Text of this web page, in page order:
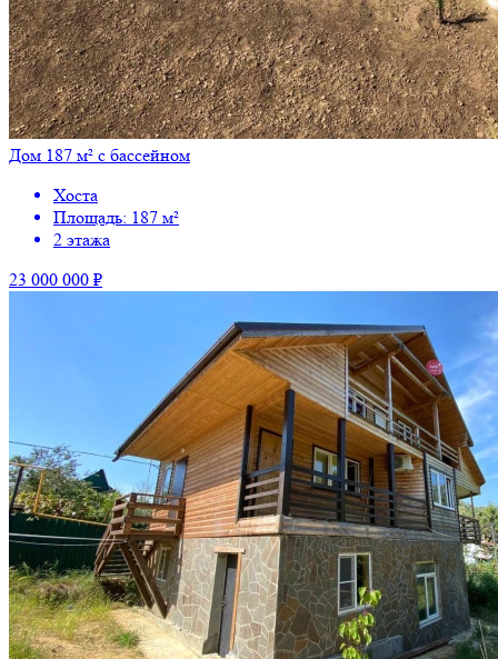
Дом 187 м² с бассейном
Хоста
Площадь: 187 м²
2 этажа
23 000 000 ₽